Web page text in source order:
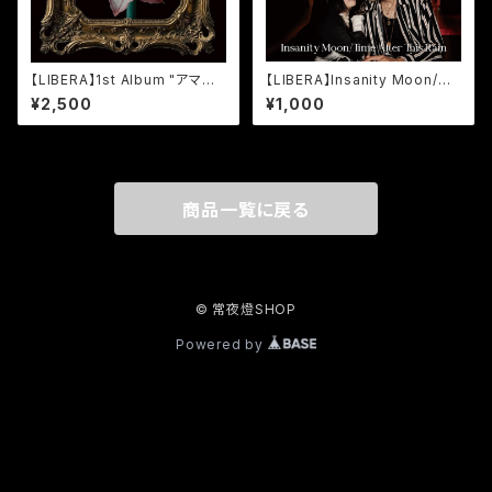
【LIBERA】1st Album "アマリリ
ス"
¥2,500
【LIBERA】Insanity Moon/Ti
me After This Rain
¥1,000
商品一覧に戻る
© 常夜燈SHOP
Powered by